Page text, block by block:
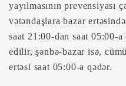
yayılmasının prevensiyası
vətəndaşlara bazar
saat 21:00-dan saat 05:00-a
edilir, şənbə-bazar isə,
ertəsi saat 05:00-a qədər.